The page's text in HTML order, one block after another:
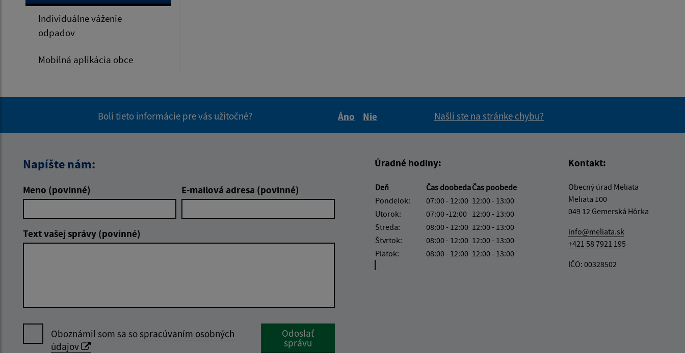
Individuálne váženie
odpadov
Mobilná aplikácia obce
Boli tieto informácie pre vás užitočné?
Áno
Nie
Našli ste na stránke chybu?
Napíšte nám:
Meno (povinné) E-mailová adresa (povinné)
Text vašej správy (povinné)
Oboznámil som sa sospracúvaním osobných
údajov
Google reCaptcha Response
Odoslať
správu
Úradné hodiny:
Deň Čas doobedaČas poobede
Pondelok:
07:00 - 12:00 12:00 - 13:00
Utorok:
07:00 -12:00 12:00 - 13:00
Streda:
08:00 - 12:00 12:00 - 13:00
Štvrtok:
08:00 - 12:00 12:00 - 13:00
Piatok:
08:00 - 12:00 12:00 - 13:00
Kontakt:
Obecný úrad Meliata
Meliata 100
049 12 Gemerská Hôrka
info@meliata.sk
+421 58 7921 195
IČO: 00328502